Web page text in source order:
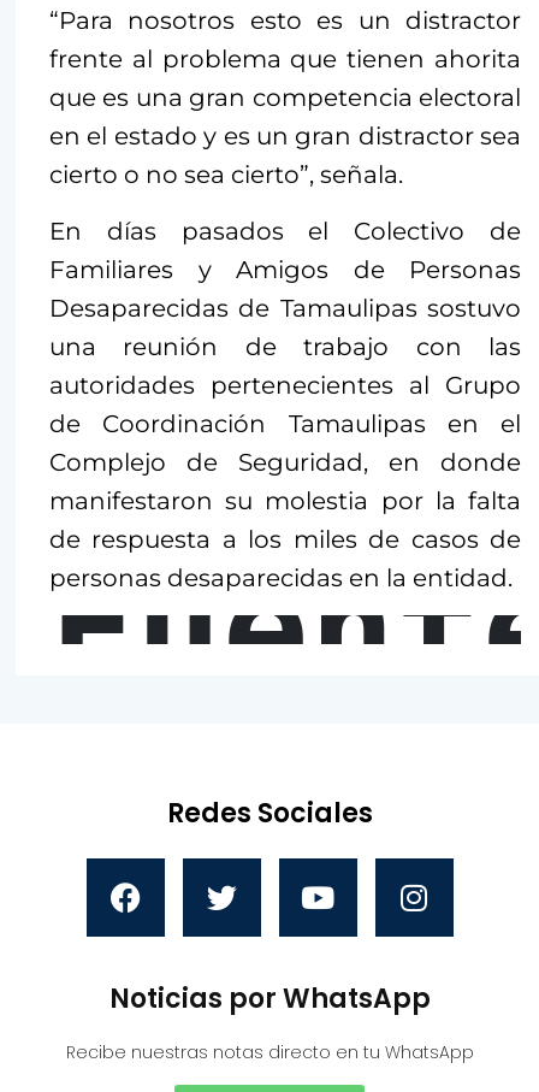
“Para nosotros esto es un distractor
frente al problema que tienen ahorita
que es una gran competencia electoral
en el estado y es un gran distractor sea
cierto o no sea cierto”, señala.
En días pasados el Colectivo de
Familiares y Amigos de Personas
Desaparecidas de Tamaulipas sostuvo
una reunión de trabajo con las
autoridades pertenecientes al Grupo
de Coordinación Tamaulipas en el
Complejo de Seguridad, en donde
manifestaron su molestia por la falta
de respuesta a los miles de casos de
personas desaparecidas en la entidad.
Redes Sociales
Noticias por WhatsApp
Recibe nuestras notas directo en tu WhatsApp